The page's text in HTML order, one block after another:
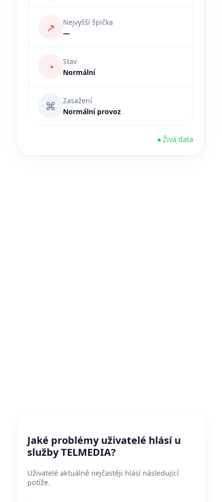
↗
Nejvyšší špička
—
◔
Stav
Normální
⌘
Zasažení
Normální provoz
● Živá data
Jaké problémy uživatelé hlásí u
služby TELMEDIA?
Uživatelé aktuálně nejčastěji hlásí následující
potíže.